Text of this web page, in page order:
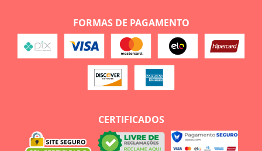
FORMAS DE PAGAMENTO
CERTIFICADOS